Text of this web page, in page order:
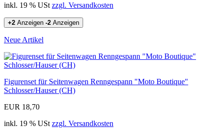
inkl. 19 % USt zzgl. Versandkosten
+2 Anzeigen -2 Anzeigen
Neue Artikel
Figurenset für Seitenwagen Renngespann "Moto Boutique"
Schlosser/Hauser (CH)
EUR 18,70
inkl. 19 % USt zzgl. Versandkosten